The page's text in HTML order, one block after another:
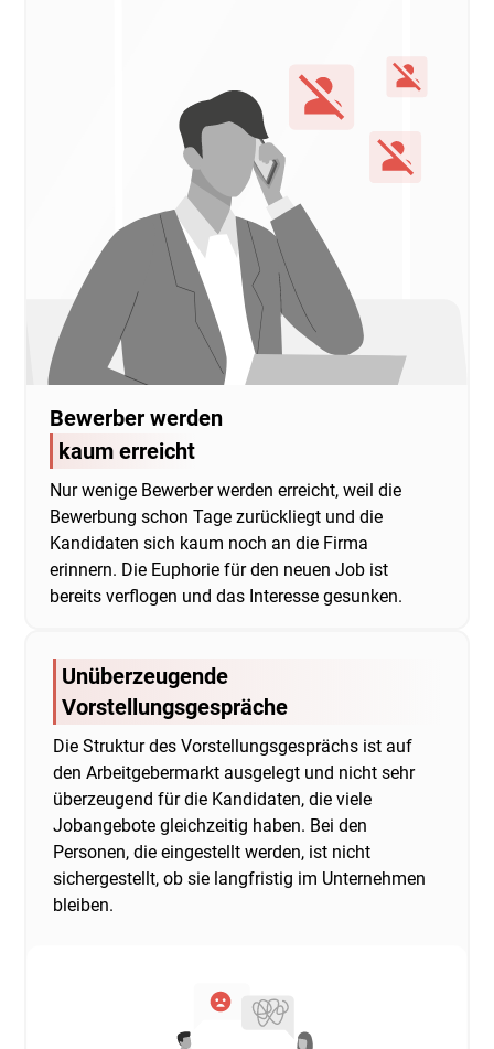
Bewerber werden
kaum erreicht
Nur wenige Bewerber werden erreicht, weil die
Bewerbung schon Tage zurückliegt und die
Kandidaten sich kaum noch an die Firma
erinnern. Die Euphorie für den neuen Job ist
bereits verflogen und das Interesse gesunken.
Unüberzeugende
Vorstellungsgespräche
Die Struktur des Vorstellungsgesprächs ist auf
den Arbeitgebermarkt ausgelegt und nicht sehr
überzeugend für die Kandidaten, die viele
Jobangebote gleichzeitig haben. Bei den
Personen, die eingestellt werden, ist nicht
sichergestellt, ob sie langfristig im Unternehmen
bleiben.